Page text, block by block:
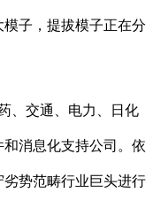
子，提拔模子正在分
交通、电力、日化
消息化支持公司。依
势范畴行业巨头进行